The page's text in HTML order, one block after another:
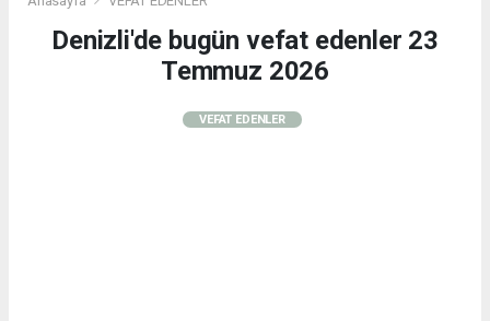
Denizli'de bugün vefat edenler 23
Temmuz 2026
VEFAT EDENLER